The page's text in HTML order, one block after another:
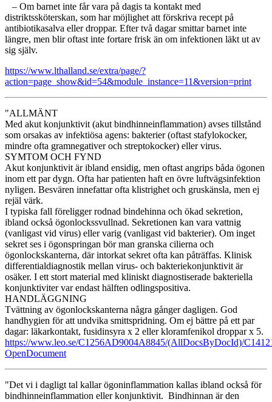
– Om barnet inte får vara på dagis ta kontakt med
distriktssköterskan, som har möjlighet att förskriva recept på
antibiotikasalva eller droppar. Efter två dagar smittar barnet inte
längre, men blir oftast inte fortare frisk än om infektionen läkt ut av
sig själv.
https://www.lthalland.se/extra/page/?
action=page_show&id=54&module_instance=11&version=print
"ALLMÄNT
Med akut konjunktivit (akut bindhinneinflammation) avses tillstånd
som orsakas av infektiösa agens: bakterier (oftast stafylokocker,
mindre ofta gramnegativer och streptokocker) eller virus.
SYMTOM OCH FYND
Akut konjunktivit är ibland ensidig, men oftast angrips båda ögonen
inom ett par dygn. Ofta har patienten haft en övre luftvägsinfektion
nyligen. Besvären innefattar ofta klistrighet och gruskänsla, men ej
rejäl värk.
I typiska fall föreligger rodnad bindehinna och ökad sekretion,
ibland också ögonlockssvullnad. Sekretionen kan vara vattnig
(vanligast vid virus) eller varig (vanligast vid bakterier). Om inget
sekret ses i ögonspringan bör man granska cilierna och
ögonlockskanterna, där intorkat sekret ofta kan påträffas. Klinisk
differentialdiagnostik mellan virus- och bakteriekonjunktivit är
osäker. I ett stort material med kliniskt diagnostiserade bakteriella
konjunktiviter var endast hälften odlingspositiva.
HANDLÄGGNING
Tvättning av ögonlockskanterna några gånger dagligen. God
handhygien för att undvika smittspridning. Om ej bättre på ett par
dagar: läkarkontakt, fusidinsyra x 2 eller kloramfenikol droppar x 5.
https://www.leo.se/C1256AD9004A8845/(AllDocsByDocId)/
OpenDocument
"Det vi i dagligt tal kallar ögoninflammation kallas ibland också för
bindhinneinflammation eller konjunktivit. Bindhinnan är den